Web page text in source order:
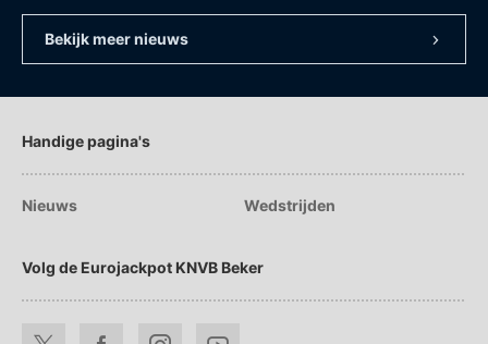
Bekijk meer nieuws
Handige pagina's
Nieuws Wedstrijden
Volg de Eurojackpot KNVB Beker